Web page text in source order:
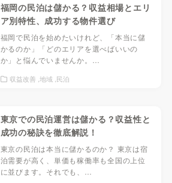
福岡の民泊は儲かる？収益相場とエリ
ア別特性、成功する物件選び
福岡で民泊を始めたいけれど、「本当に儲
かるのか」「どのエリアを選べばいいの
か」と悩んでいませんか。…
収益改善 地域 民泊
東京での民泊運営は儲かる？収益性と
成功の秘訣を徹底解説！
東京の民泊は本当に儲かるのか？ 東京は宿
泊需要が高く、単価も稼働率も全国の上位
に並びます。それでも、…